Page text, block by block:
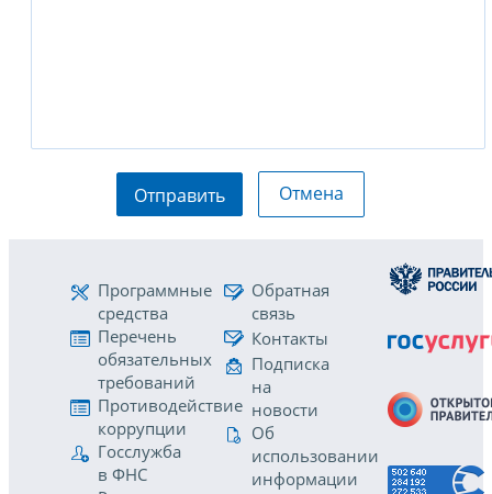
Отправить Отмена
Программные
средства
Перечень
обязательных
требований
Противодействие
коррупции
Госслужба
в ФНС
Обратная
связь
Контакты
Подписка
на
новости
Об
использовании
информации